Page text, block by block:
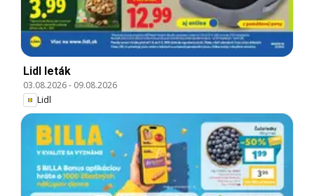
Lidl leták
03.08.2026- 09.08.2026
Lidl